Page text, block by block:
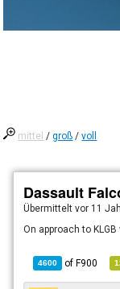
mittel /groß /voll
Dassault
Übermitteltvor 11
On approach to
4600 ofF900